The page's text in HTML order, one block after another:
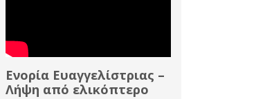
Ενορία Ευαγγελίστριας –
Λήψη από ελικόπτερο